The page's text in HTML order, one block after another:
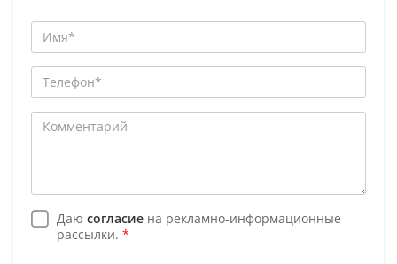
Даю согласие на рекламно-информационные
рассылки. *